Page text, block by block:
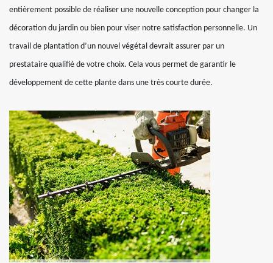
entièrement possible de réaliser une nouvelle conception pour changer la
décoration du jardin ou bien pour viser notre satisfaction personnelle. Un
travail de plantation d’un nouvel végétal devrait assurer par un
prestataire qualifié de votre choix. Cela vous permet de garantir le
développement de cette plante dans une très courte durée.